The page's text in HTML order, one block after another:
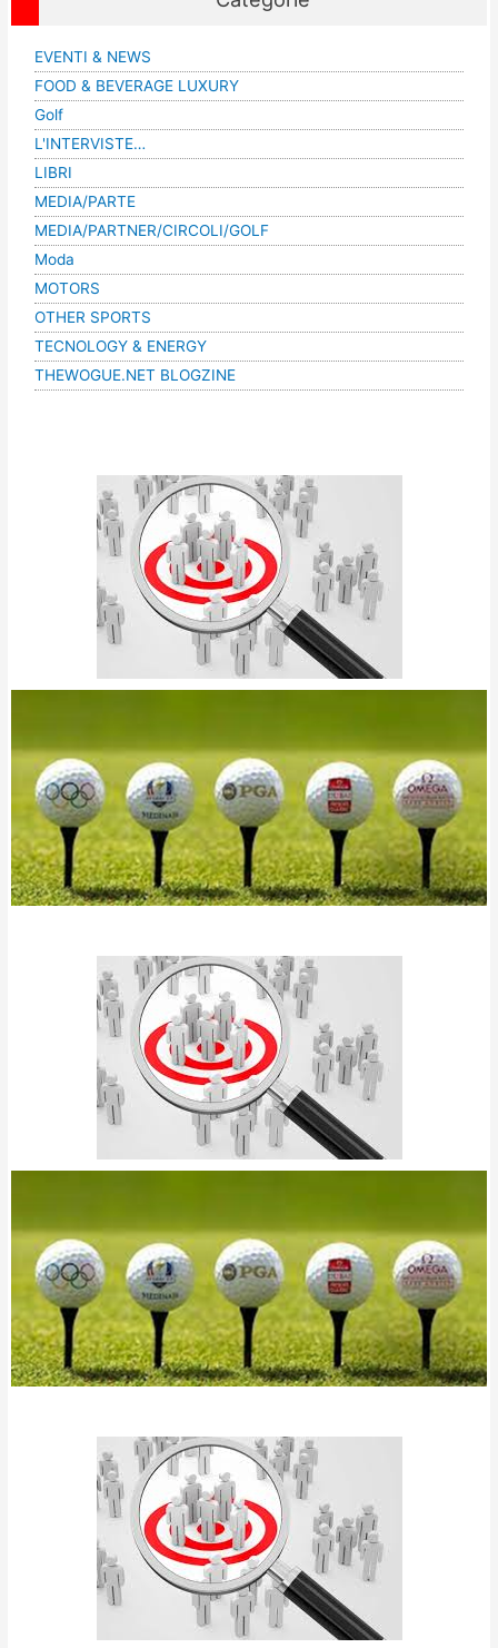
EVENTI & NEWS
FOOD & BEVERAGE LUXURY
Golf
L'INTERVISTE…
LIBRI
MEDIA/PARTE
MEDIA/PARTNER/CIRCOLI/GOLF
Moda
MOTORS
OTHER SPORTS
TECNOLOGY & ENERGY
THEWOGUE.NET BLOGZINE